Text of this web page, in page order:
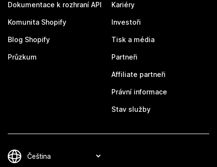
Dokumentace k rozhraní API
Komunita Shopify
Blog Shopify
Průzkum
Kariéry
Investoři
Tisk a média
Partneři
Affiliate partneři
Právní informace
Stav služby